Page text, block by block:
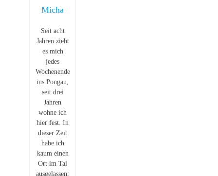
Micha
Seit acht
Jahren zieht
es mich
jedes
Wochenende
ins Pongau,
seit drei
Jahren
wohne ich
hier fest. In
dieser Zeit
habe ich
kaum einen
Ort im Tal
ausgelassen: